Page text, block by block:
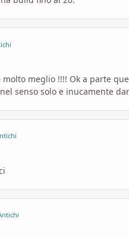
meglio !!!! Ok a parte
senso solo e inucamente